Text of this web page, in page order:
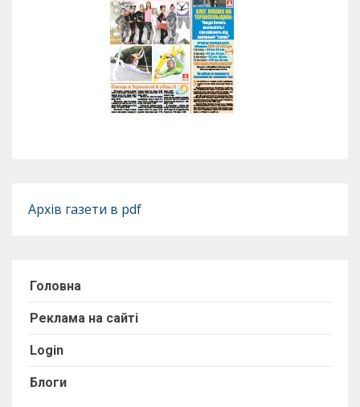
Архів газети в pdf
Головна
Реклама на сайті
Login
Блоги